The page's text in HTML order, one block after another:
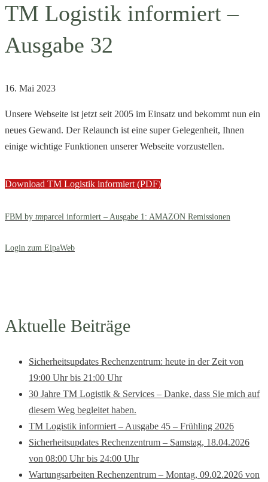
informiert
–
TM Logistik informiert –
Ausgabe 32
16. Mai 2023
Unsere Webseite ist jetzt seit 2005 im Einsatz und bekommt nun ein
neues Gewand. Der Relaunch ist eine super Gelegenheit, Ihnen
einige wichtige Funktionen unserer Webseite vorzustellen.
Download TM Logistik informiert (PDF)
FBM by tmparcel informiert – Ausgabe 1: AMAZON Remissionen
Login zum EipaWeb
Aktuelle Beiträge
Sicherheitsupdates Rechenzentrum: heute in der Zeit von
19:00 Uhr bis 21:00 Uhr
30 Jahre TM Logistik & Services – Danke, dass Sie mich auf
diesem Weg begleitet haben.
TM Logistik informiert – Ausgabe 45 – Frühling 2026
Sicherheitsupdates Rechenzentrum – Samstag, 18.04.2026
von 08:00 Uhr bis 24:00 Uhr
Wartungsarbeiten Rechenzentrum – Montag, 09.02.2026 von